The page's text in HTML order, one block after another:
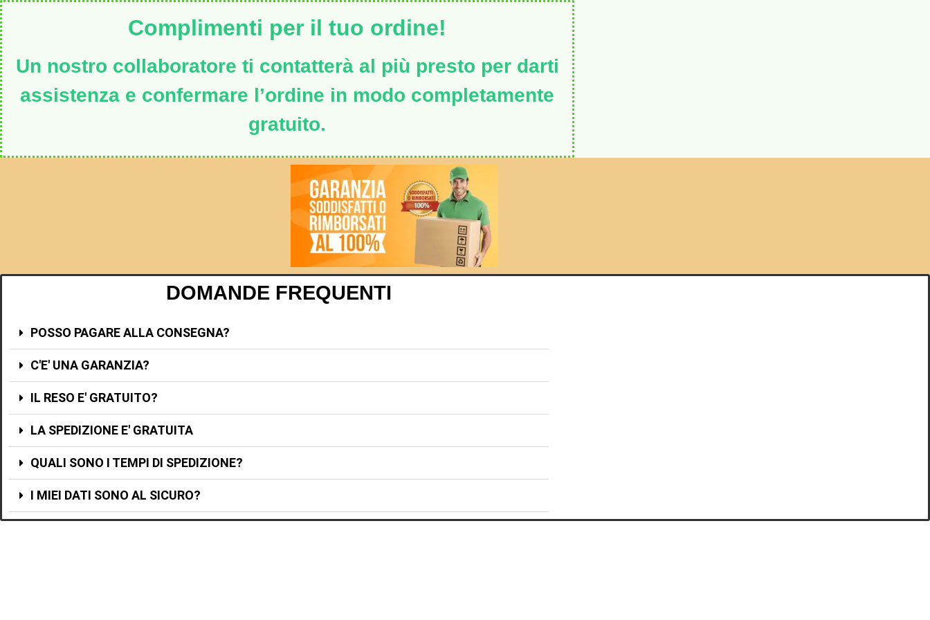
Complimenti per il tuo ordine!
Un nostro collaboratore ti contatterà al più presto per darti
assistenza e confermare l’ordine in modo completamente
gratuito.
DOMANDE FREQUENTI
POSSO PAGARE ALLA CONSEGNA?
C'E' UNA GARANZIA?
IL RESO E' GRATUITO?
LA SPEDIZIONE E' GRATUITA
QUALI SONO I TEMPI DI SPEDIZIONE?
I MIEI DATI SONO AL SICURO?